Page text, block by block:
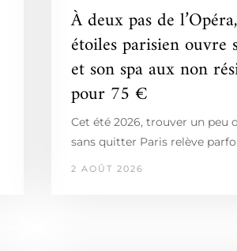
À deux pas de
étoiles parisien ouvre
et son spa aux non
pour 75 €
Cet été 2026, trouver un peu
sans quitter Paris relève
2 AOÛT 2026